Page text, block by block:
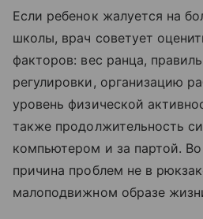
Если ребенок жалуется на
школы, врач советует
факторов: вес ранца,
регулировки, организацию
уровень физической
также продолжительность
компьютером и за партой.
причина проблем не в
малоподвижном образе